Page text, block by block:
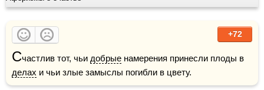
+72
Счастлив тот, чьи добрые
делах и чьи злые замыслы погибли в цвету.